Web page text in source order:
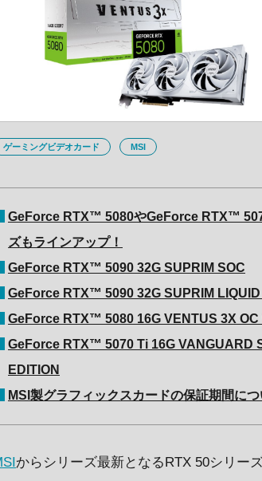
ゲーミングビデオカード MSI
GeForce RTX™ 5080やGeForce RTX™
ズもラインアップ！
GeForce RTX™ 5090 32G SUPRIM SOC
GeForce RTX™ 5090 32G SUPRIM LIQUID
GeForce RTX™ 5080 16G VENTUS 3X OC
GeForce RTX™ 5070 Ti 16G VANGUARD
EDITION
MSI製グラフィックスカードの保証期間につ
からシリーズ最新となるRTX 50シリー